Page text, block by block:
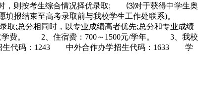
时，则按考生综合情况择优录取; ⑶对于获得中学生奥
愿填报结束至高考录取前与我校学生工作处联系)。
;总分相同时，以专业成绩高者优先;总分和专业成绩
学费。 2、住宿费：700～1500元/学年。 3、我校
生代码：1243 中外合作办学招生代码：1633 学